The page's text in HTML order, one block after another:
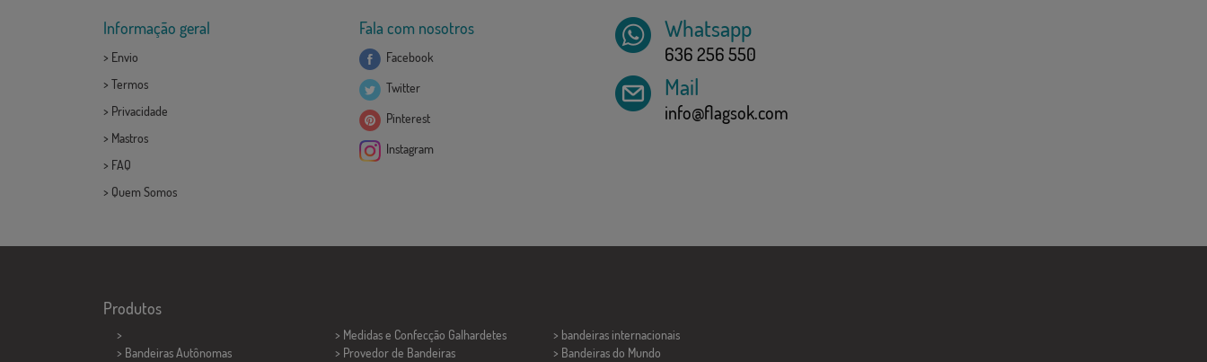
Informação geral
> Envio
> Termos
> Privacidade
> Mastros
> FAQ
> Quem Somos
Fala com nosotros
Facebook
Twitter
Pinterest
Instagram
Whatsapp
636 256 550
Mail
info@flagsok.com
Produtos
>
> Bandeiras Autônomas
> Medidas e Confecção Galhardetes
> Provedor de Bandeiras
> bandeiras internacionais
> Bandeiras do Mundo